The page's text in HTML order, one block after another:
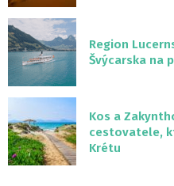
Region
Švýcarska na
Kos a
cestovatele,
Krétu